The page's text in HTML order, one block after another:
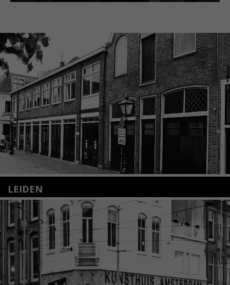
LEIDEN
Nieuwstraat 35
2312 KA Leiden
+31(0)71 – 52 84 480
info@kunsthuisleiden.nl
Lees meer